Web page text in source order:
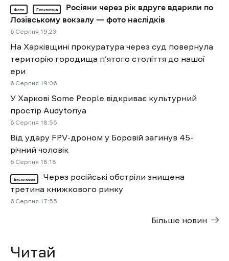
Фото Ексклюзив
Росіяни через рік вдруге вдарили по
Лозівському вокзалу — фото наслідків
6 Cерпня 19:23
На Харківщині прокуратура через суд повернула
територію городища п’ятого століття до нашої
ери
6 Cерпня 19:06
У Харкові Some People відкриває культурний
простір Audytoriya
6 Cерпня 18:55
Від удару FPV-дроном у Боровій загинув 45-
річний чоловік
6 Cерпня 18:18
Ексклюзив
Через російські обстріли знищена
третина книжкового ринку
6 Cерпня 17:55
Більше новин
Читай